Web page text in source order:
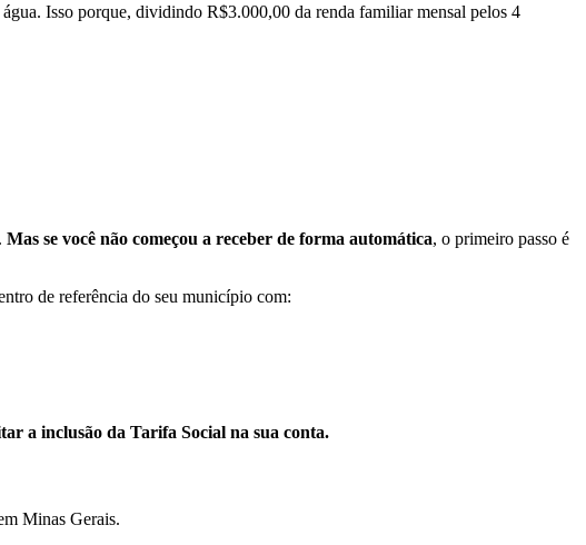
Isso porque, dividindo R$3.000,00 da renda familiar mensal pelos 4
. Mas se você não começou a receber de forma automática, o primeiro passo é
de referência do seu município com:
a inclusão da Tarifa Social na sua conta.
Minas Gerais.